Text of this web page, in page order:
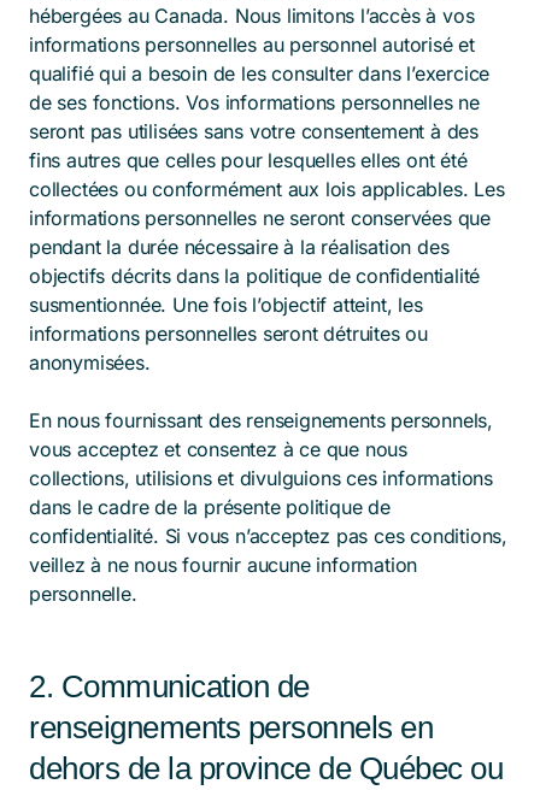
hébergées au Canada. Nous limitons l’accès à vos
informations personnelles au personnel autorisé et
qualifié qui a besoin de les consulter dans l’exercice
de ses fonctions. Vos informations personnelles ne
seront pas utilisées sans votre consentement à des
fins autres que celles pour lesquelles elles ont été
collectées ou conformément aux lois applicables. Les
informations personnelles ne seront conservées que
pendant la durée nécessaire à la réalisation des
objectifs décrits dans la politique de confidentialité
susmentionnée. Une fois l’objectif atteint, les
informations personnelles seront détruites ou
anonymisées.
En nous fournissant des renseignements personnels,
vous acceptez et consentez à ce que nous
collections, utilisions et divulguions ces informations
dans le cadre de la présente politique de
confidentialité. Si vous n’acceptez pas ces conditions,
veillez à ne nous fournir aucune information
personnelle.
2. Communication de
renseignements personnels en
dehors de la province de Québec ou